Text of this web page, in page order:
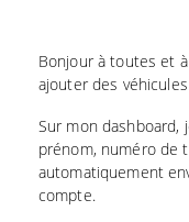
Bonjour à toutes et
ajouter des
Sur mon dashboard,
prénom, numéro de
automatiquement
compte.